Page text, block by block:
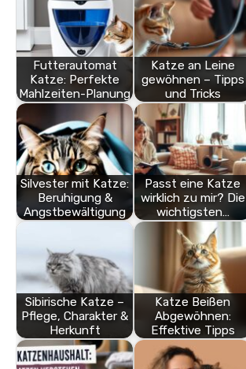
Futterautomat
Katze: Perfekte
Mahlzeiten-Planung
Katze an Leine
gewöhnen – Tipps
und Tricks
Silvester mit Katze:
Beruhigung &
Angstbewältigung
Passt eine Katze
wirklich zu mir? Die
wichtigsten…
Sibirische Katze –
Pflege, Charakter &
Herkunft
Katze Beißen
Abgewöhnen:
Effektive Tipps